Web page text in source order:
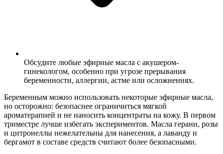
Обсудите любые эфирные масла с акушером-
гинекологом, особенно при угрозе прерывания
беременности, аллергии, астме или осложнениях.
Беременным можно использовать некоторые эфирные масла,
но осторожно: безопаснее ограничиться мягкой
ароматерапией и не наносить концентраты на кожу. В первом
триместре лучше избегать экспериментов. Масла герани, розы
и цитронеллы нежелательны для нанесения, а лаванду и
бергамот в составе средств считают более безопасными.